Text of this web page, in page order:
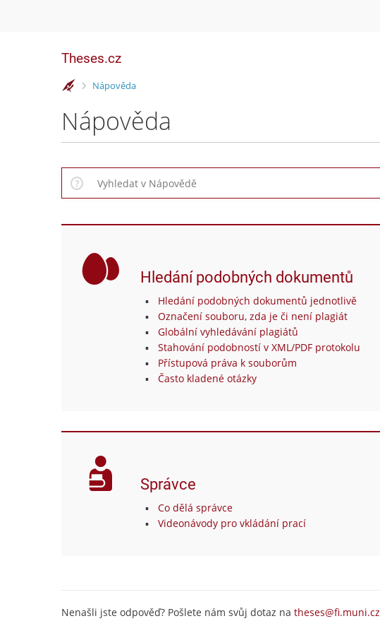
Theses.cz
>Nápověda
Nápověda
Hledání podobných dokumentů
Hledání podobných dokumentů jednotlivě
Označení souboru, zda je či není plagiát
Globální vyhledávání plagiátů
Stahování podobností v XML/PDF protokolu
Přístupová práva k souborům
Často kladené otázky
Správce
Co dělá správce
Videonávody pro vkládání prací
Nenašli jste odpověď? Pošlete nám svůj dotaz na theses@fi.muni.cz